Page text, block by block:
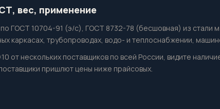
вес, применение
по ГОСТ 10704-91 (э/с), ГОСТ 8732-78 (бесшовная) из стали
каркасах, трубопроводах, водо- и теплоснабжении,
от нескольких поставщиков по всей России, видите
пришлют цены ниже прайсовых.